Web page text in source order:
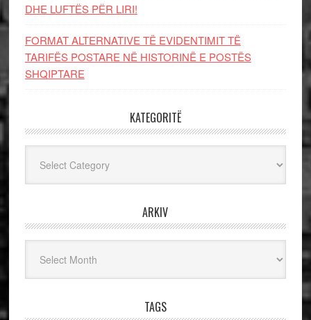
DHE LUFTЁS PЁR LIRI!
FORMAT ALTERNATIVE TË EVIDENTIMIT TË
TARIFËS POSTARE NË HISTORINË E POSTËS
SHQIPTARE
KATEGORITË
ARKIV
TAGS